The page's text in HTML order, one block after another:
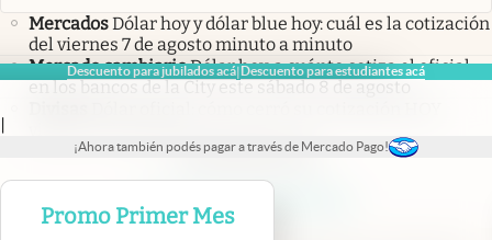
Descuento para jubilados acá|Descuento para estudiantes acá
|
¡Ahora también podés pagar a través de Mercado Pago!
Promo Primer Mes
MercadosDólar hoy y dólar blue hoy: cuál es la cotización
del viernes 7 de agosto minuto a minuto
Mercado cambiarioDólar hoy: a cuánto cotiza el oficial
en los bancos de la City este sábado 8 de agosto
abre en nueva pestaña
abre en nueva pestaña
abre en nueva pestaña
abre en nueva pestaña
abre en nueva pestaña